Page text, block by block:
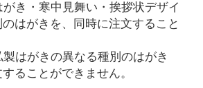
き・寒中見舞い・挨拶状デザイ
はがきを、同時に注文すること
はがきの異なる種別のはがき
ることができません。